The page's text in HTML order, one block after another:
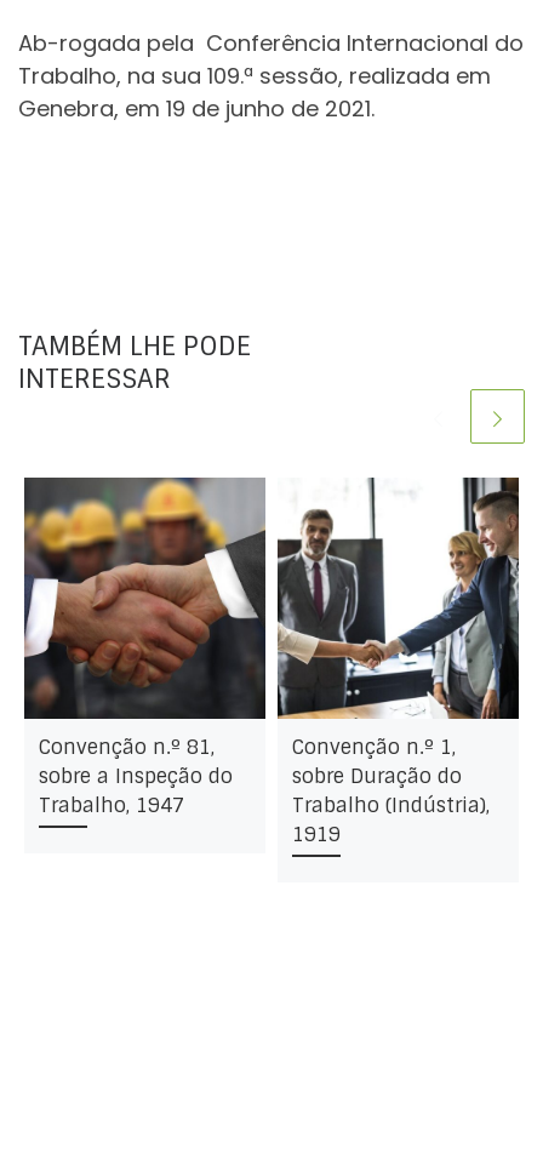
Ab-rogada pela Conferência Internacional do
Trabalho, na sua 109.ª sessão, realizada em
Genebra, em 19 de junho de 2021.
TAMBÉM LHE PODE
INTERESSAR
Convenção n.º 81,
sobre a Inspeção do
Trabalho, 1947
Convenção n.º 1,
sobre Duração do
Trabalho (Indústria),
1919